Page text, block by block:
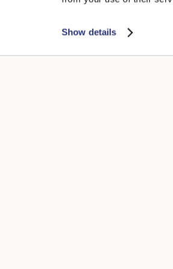
Show details